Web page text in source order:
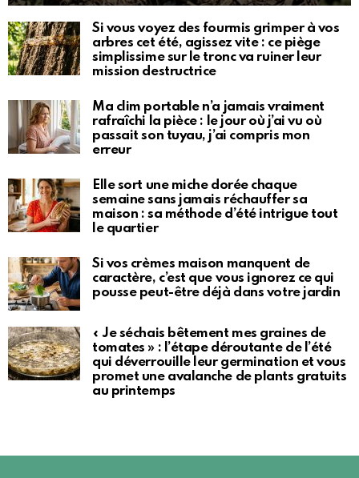
Si vous voyez des fourmis grimper à vos
arbres cet été, agissez vite : ce piège
simplissime sur le tronc va ruiner leur
mission destructrice
Ma clim portable n’a jamais vraiment
rafraîchi la pièce : le jour où j’ai vu où
passait son tuyau, j’ai compris mon
erreur
Elle sort une miche dorée chaque
semaine sans jamais réchauffer sa
maison : sa méthode d’été intrigue tout
le quartier
Si vos crèmes maison manquent de
caractère, c’est que vous ignorez ce qui
pousse peut-être déjà dans votre jardin
« Je séchais bêtement mes graines de
tomates » : l’étape déroutante de l’été
qui déverrouille leur germination et vous
promet une avalanche de plants gratuits
au printemps